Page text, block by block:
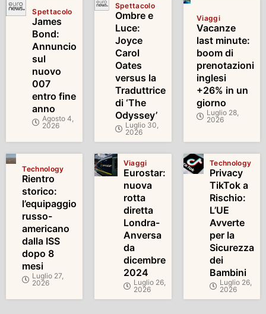
Spettacolo
James
Bond:
Annuncio
sul
nuovo
007
entro fine
anno
Agosto 4,
2026
Spettacolo
Ombre e
Luce:
Joyce
Carol
Oates
versus la
Traduttrice
di ‘The
Odyssey’
Luglio 30,
2026
Viaggi
Vacanze
last minute:
boom di
prenotazioni
inglesi
+26% in un
giorno
Luglio 28,
2026
Technology
Rientro
storico:
l’equipaggio
russo-
americano
dalla ISS
dopo 8
mesi
Luglio 27,
2026
Viaggi
Eurostar:
nuova
rotta
diretta
Londra-
Anversa
da
dicembre
2024
Luglio 26,
2026
Technology
Privacy
TikTok a
Rischio:
L’UE
Avverte
per la
Sicurezza
dei
Bambini
Luglio 26,
2026